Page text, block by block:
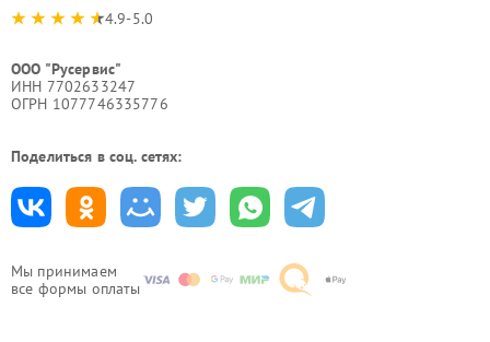
Мы принимаем
все формы оплаты
4.9-5.0
ООО "Русервис"
ИНН 7702633247
ОГРН 1077746335776
Поделиться в соц. сетях: